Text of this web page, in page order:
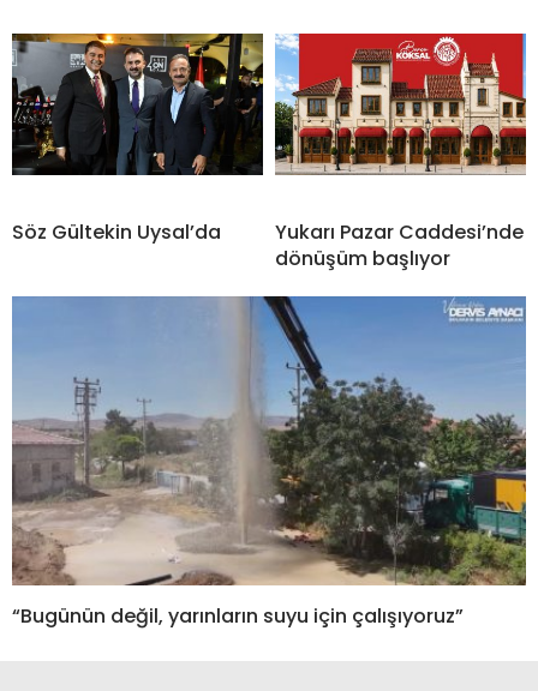
Söz Gültekin Uysal’da
Yukarı Pazar Caddesi’nde
dönüşüm başlıyor
“Bugünün değil, yarınların suyu için çalışıyoruz”